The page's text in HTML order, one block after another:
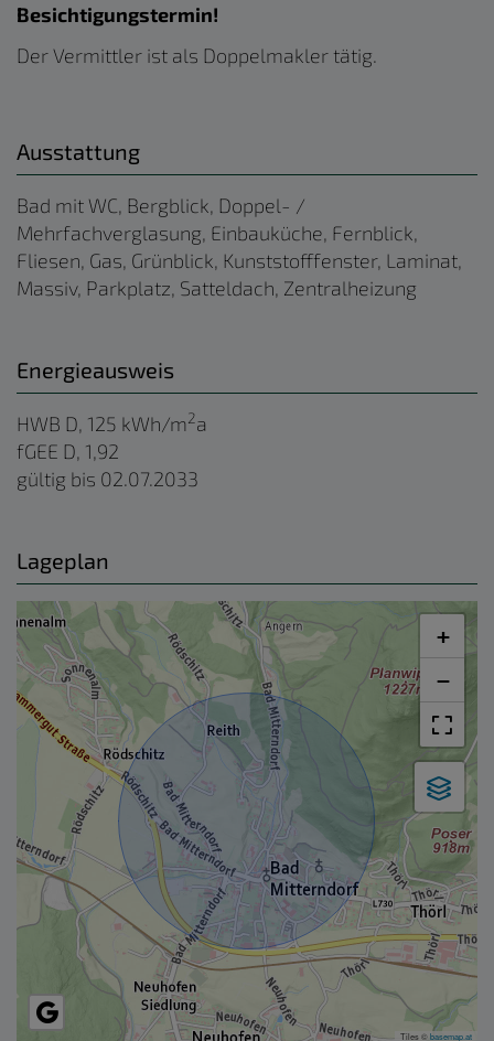
Besichtigungstermin!
Der Vermittler ist als Doppelmakler tätig.
Ausstattung
Bad mit WC Bergblick Doppel- /
Mehrfachverglasung Einbauküche Fernblick
Fliesen Gas Grünblick Kunststofffenster Laminat
Massiv Parkplatz Satteldach Zentralheizung
Energieausweis
HWB D, 125 kWh/m2a
fGEE D, 1,92
gültig bis 02.07.2033
Lageplan
+
−
Tiles ©basemap.at